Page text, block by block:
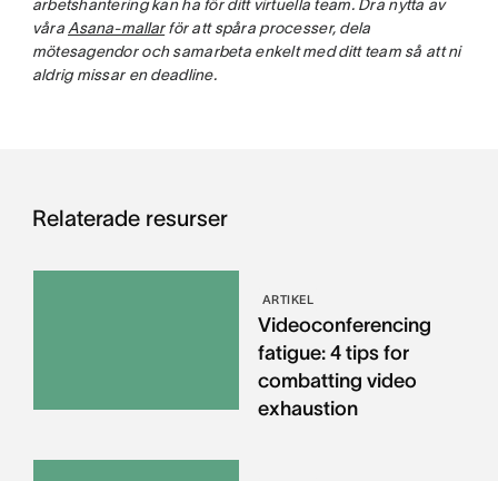
arbetshantering kan ha för ditt virtuella team. Dra nytta av
våra Asana-mallarför att spåra processer, dela
mötesagendor och samarbeta enkelt med ditt team så att ni
aldrig missar en deadline.
Relaterade resurser
ARTIKEL
Videoconferencing
fatigue: 4 tips for
combatting video
exhaustion